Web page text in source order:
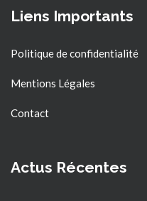
Liens Importants
Politique de confidentialité
Mentions Légales
Contact
Actus Récentes